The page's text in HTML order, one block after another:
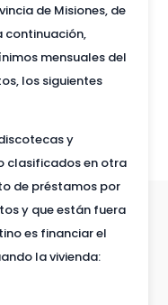
de Misiones, de
continuación,
mensuales del
los siguientes
y
clasificados en otra
de préstamos por
y que están fuera
es financiar el
la vivienda: